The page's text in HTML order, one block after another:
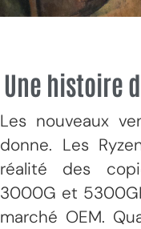
Une histoire
Les nouveaux
donne. Les
réalité des
3000G et
marché OEM.